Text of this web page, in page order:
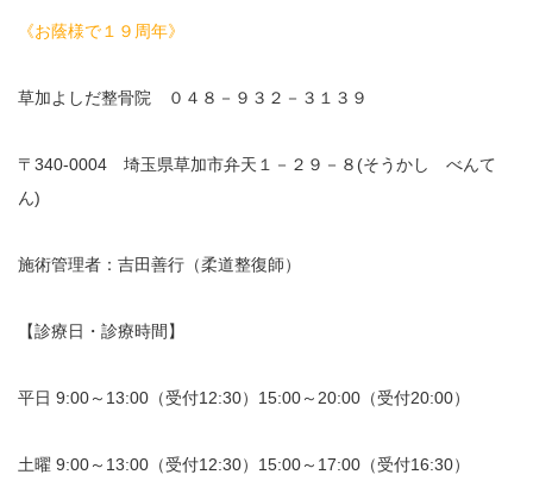
《お蔭様で１９周年》
草加よしだ整骨院 ０４８－９３２－３１３９
〒340-0004 埼玉県草加市弁天１－２９－８(そうかし べんて
ん)
施術管理者：吉田善行（柔道整復師）
【診療日・診療時間】
平日 9:00～13:00（受付12:30）15:00～20:00（受付20:00）
土曜 9:00～13:00（受付12:30）15:00～17:00（受付16:30）